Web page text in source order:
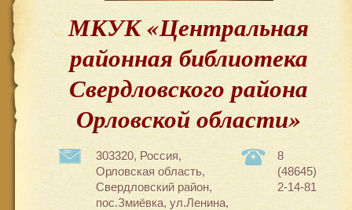
МКУК «Центральная
районная библиотека
Свердловского района
Орловской области»
303320, Россия,
Орловская область,
Свердловский район,
пос.Змиёвка, ул.Ленина,
8
(48645)
2-14-81